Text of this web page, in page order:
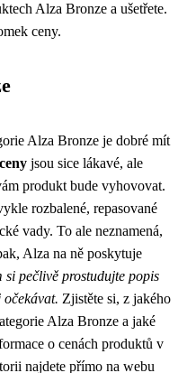
Alza Bronze a ušetřete.
ceny.
Alza Bronze je dobré mít
jsou sice lákavé, ale
produkt bude vyhovovat.
rozbalené, repasované
vady. To ale neznamená,
Alza na ně poskytuje
si pečlivě prostudujte popis
Zjistěte si, z jakého
Alza Bronze a jaké
o cenách produktů v
najdete přímo na webu